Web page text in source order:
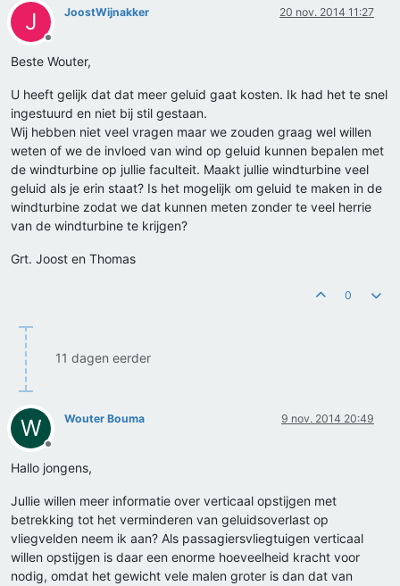
J
Offline
JoostWijnakker 20 nov. 2014 11:27
Beste Wouter,
U heeft gelijk dat dat meer geluid gaat kosten. Ik had het te snel
ingestuurd en niet bij stil gestaan.
Wij hebben niet veel vragen maar we zouden graag wel willen
weten of we de invloed van wind op geluid kunnen bepalen met
de windturbine op jullie faculteit. Maakt jullie windturbine veel
geluid als je erin staat? Is het mogelijk om geluid te maken in de
windturbine zodat we dat kunnen meten zonder te veel herrie
van de windturbine te krijgen?
Grt. Joost en Thomas
0
11 dagen eerder
W
Offline
Wouter Bouma 9 nov. 2014 20:49
Hallo jongens,
Jullie willen meer informatie over verticaal opstijgen met
betrekking tot het verminderen van geluidsoverlast op
vliegvelden neem ik aan? Als passagiersvliegtuigen verticaal
willen opstijgen is daar een enorme hoeveelheid kracht voor
nodig, omdat het gewicht vele malen groter is dan dat van